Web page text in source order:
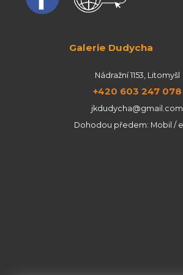
Galerie Dudycha
Nádražní 1153, Litomyšl
+420 603 247 078
jkdudycha@gmail.com
Dohodou předem: Mobil /